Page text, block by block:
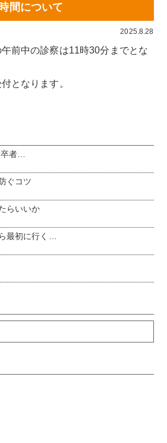
間について
2025.8.28
前中の診察は11時30分までとな
となります。
者…
ぐコツ
らいいか
最初に行く…